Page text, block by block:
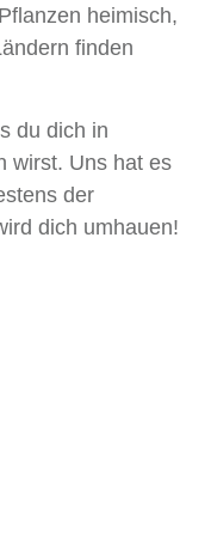
heimisch,
finden
du dich in
wirst. Uns hat es
der
dich umhauen!